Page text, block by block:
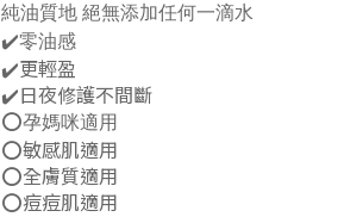
純油質地 絕無添加任何一滴水
✔️零油感
✔️更輕盈
✔️日夜修護不間斷
⭕️孕媽咪適用
⭕️敏感肌適用
⭕️全膚質適用
⭕️痘痘肌適用